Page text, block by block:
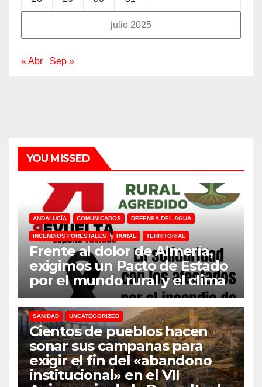
julio 2025
« Abr Sep »
YOU MISSED
ANDALUCÍA COMUNICADOS DEFENSA DEL AGUA
INCENDIOS FORESTALES RURAL TERRITORIAL
Frente al dolor de Almería,
exigimos un Pacto de Estado
por el mundo rural y el clima
31M DEFENSA DEL AGUA DESPOBLACION FERROCARRIL
MACROGRANJAS PLANTAS BIOGÁS RENOVABLES
SANIDAD UNCATEGORIZED
Cientos de pueblos hacen
sonar sus campanas para
exigir el fin del «abandono
institucional» en el VII